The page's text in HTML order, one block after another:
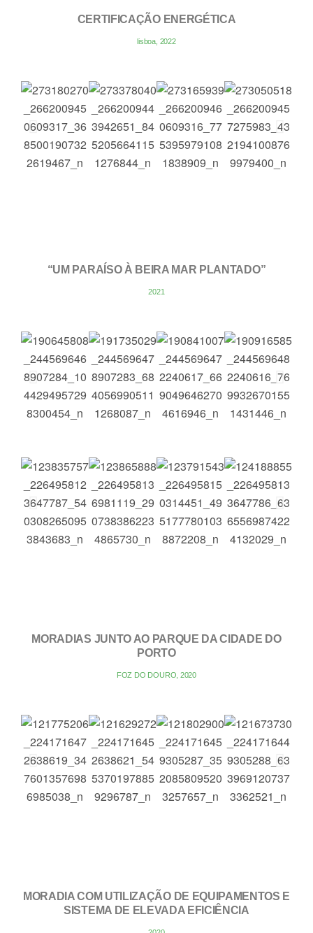
CERTIFICAÇÃO ENERGÉTICA
lisboa, 2022
“UM PARAÍSO À BEIRA MAR PLANTADO”
2021
MORADIAS JUNTO AO PARQUE DA CIDADE DO
PORTO
FOZ DO DOURO, 2020
MORADIA COM UTILIZAÇÃO DE EQUIPAMENTOS E
SISTEMA DE ELEVADA EFICIÊNCIA